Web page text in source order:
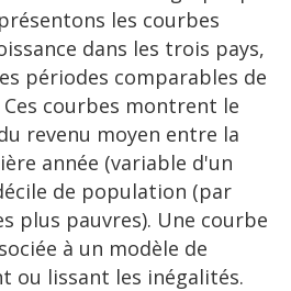
les courbes
dans les trois pays,
périodes comparables de
courbes montrent le
revenu moyen entre la
année (variable d'un
de population (par
plus pauvres). Une courbe
à un modèle de
ou lissant les inégalités.